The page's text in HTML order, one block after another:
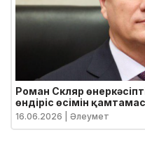
Роман Скляр
өндіріс өсімін
16.06.2026 | Әлеумет